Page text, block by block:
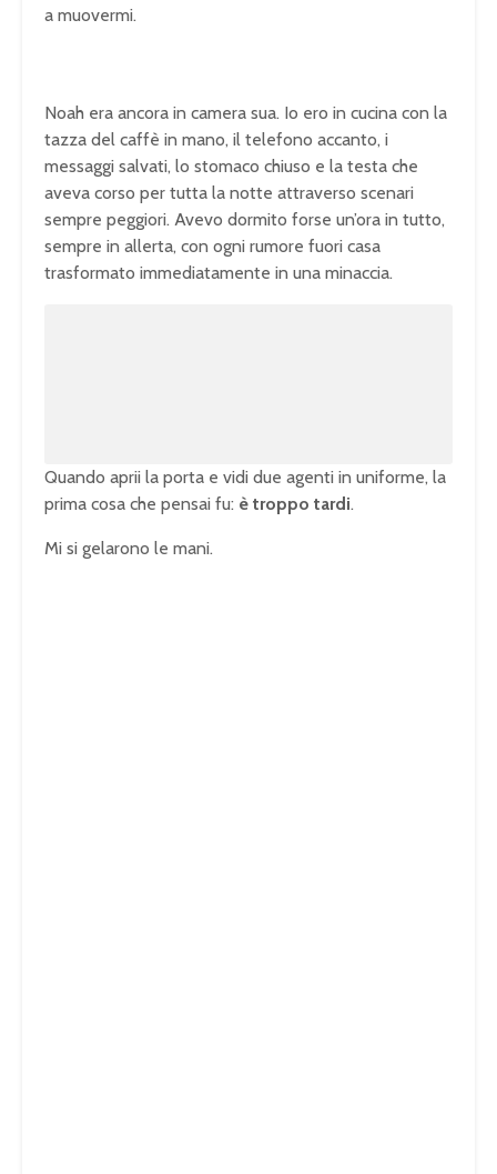
a muovermi.
Noah era ancora in camera sua. Io ero in cucina con la
tazza del caffè in mano, il telefono accanto, i
messaggi salvati, lo stomaco chiuso e la testa che
aveva corso per tutta la notte attraverso scenari
sempre peggiori. Avevo dormito forse un’ora in tutto,
sempre in allerta, con ogni rumore fuori casa
trasformato immediatamente in una minaccia.
Quando aprii la porta e vidi due agenti in uniforme, la
prima cosa che pensai fu: è troppo tardi.
Mi si gelarono le mani.